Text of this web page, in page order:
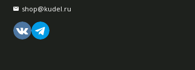
shop@kudel.ru